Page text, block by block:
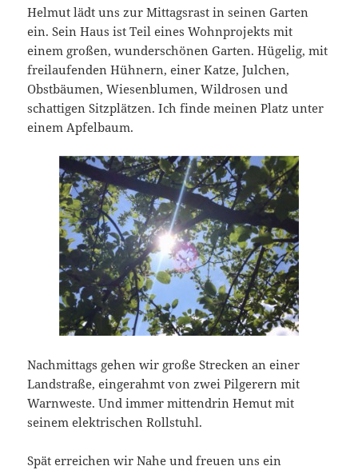
Helmut lädt uns zur Mittagsrast in seinen Garten
ein. Sein Haus ist Teil eines Wohnprojekts mit
einem großen, wunderschönen Garten. Hügelig, mit
freilaufenden Hühnern, einer Katze, Julchen,
Obstbäumen, Wiesenblumen, Wildrosen und
schattigen Sitzplätzen. Ich finde meinen Platz unter
einem Apfelbaum.
Nachmittags gehen wir große Strecken an einer
Landstraße, eingerahmt von zwei Pilgerern mit
Warnweste. Und immer mittendrin Hemut mit
seinem elektrischen Rollstuhl.
Spät erreichen wir Nahe und freuen uns ein